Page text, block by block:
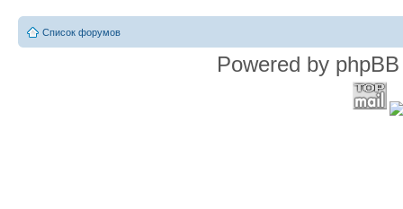
Список форумов
Powered by